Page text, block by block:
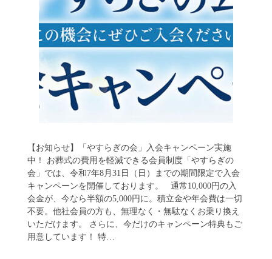
【お知らせ】「やすらぎの会」入会キャンペーン実施
中！ お葬式の費用を軽減できる会員制度「やすらぎの
会」では、令和7年8月31日（日）までの期間限定で入会
キャンペーンを開催しております。 通常10,000円の入
会金が、今なら半額の5,000円に。積立金や年会費は一切
不要。他社会員の方も、無理なく・無駄なくお乗り換え
いただけます。 さらに、今だけのキャンペーン特典もご
用意しています！ 特…